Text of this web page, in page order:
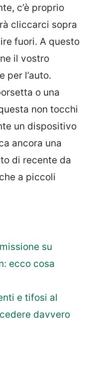
c’è proprio
cliccarci sopra
fuori. A questo
il vostro
per l’auto.
o una
non tocchi
un dispositivo
ancora una
di recente da
a piccoli
su
ecco cosa
e tifosi al
davvero